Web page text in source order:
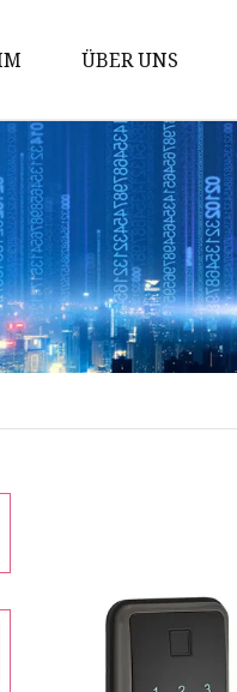
ÜBER UNS